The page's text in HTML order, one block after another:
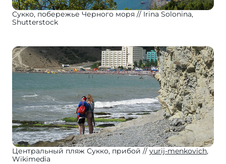
Сукко, побережье Черного моря
Irina Solonina,
Shutterstock
Центральный пляж Сукко, прибой yurij-menkovich,
Wikimedia